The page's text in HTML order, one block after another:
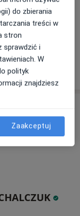
Mapa
do zbierania
treści w
stron
sprawdzić i
W
polityk
znajdziesz
Zaakceptuj